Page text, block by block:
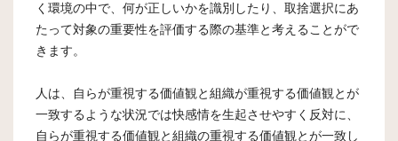
く環境の中で、何が正しいかを識別したり、取捨選択にあ
たって対象の重要性を評価する際の基準と考えることがで
きます。
人は、自らが重視する価値観と組織が重視する価値観とが
一致するような状況では快感情を生起させやすく反対に、
自らが重視する価値観と組織の重視する価値観とが一致し